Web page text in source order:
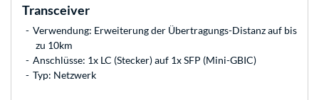
Transceiver
Verwendung: Erweiterung der Übertragungs-Distanz auf bis
zu 10km
Anschlüsse: 1x LC (Stecker) auf 1x SFP (Mini-GBIC)
Typ: Netzwerk